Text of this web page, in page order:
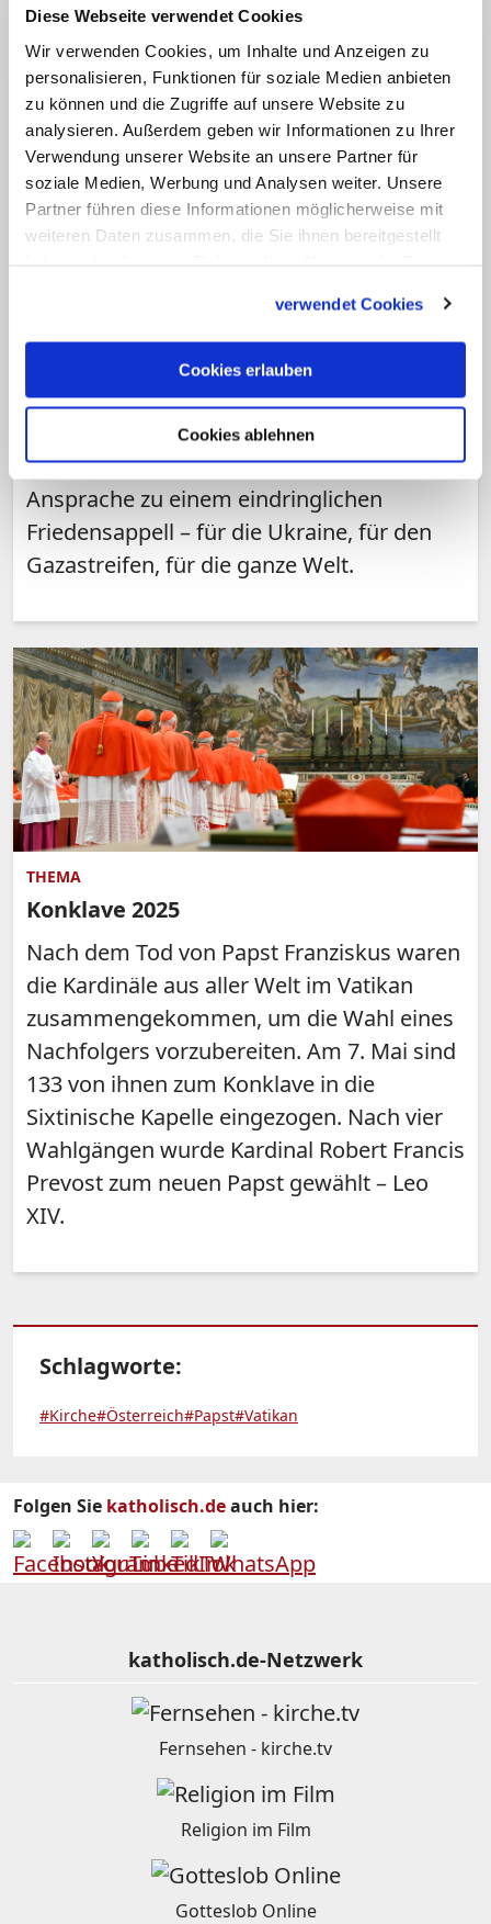
Diese Webseite verwendet Cookies
Wir verwenden Cookies, um Inhalte und Anzeigen zu
personalisieren, Funktionen für soziale Medien anbieten
zu können und die Zugriffe auf unsere Website zu
analysieren. Außerdem geben wir Informationen zu Ihrer
Verwendung unserer Website an unsere Partner für
soziale Medien, Werbung und Analysen weiter. Unsere
Partner führen diese Informationen möglicherweise mit
weiteren Daten zusammen, die Sie ihnen bereitgestellt
verwendet Cookies
Cookies erlauben
Cookies ablehnen
Ansprache vor rund 100.000 Menschen
Nie wieder Krieg!
Mit Spannung wurde das erste
Mittagsgebet von Papst Leo XIV. erwartet.
Das Kirchenoberhaupt nutzte seine
Ansprache zu einem eindringlichen
Friedensappell – für die Ukraine, für den
Gazastreifen, für die ganze Welt.
THEMA
Konklave 2025
Nach dem Tod von Papst Franziskus waren
die Kardinäle aus aller Welt im Vatikan
zusammengekommen, um die Wahl eines
Nachfolgers vorzubereiten. Am 7. Mai sind
133 von ihnen zum Konklave in die
Sixtinische Kapelle eingezogen. Nach vier
Wahlgängen wurde Kardinal Robert Francis
Prevost zum neuen Papst gewählt – Leo
XIV.
Schlagworte:
#Kirche#Österreich#Papst#Vatikan
Folgen Sie katholisch.deauch hier:
katholisch.de-Netzwerk
Fernsehen - kirche.tv
Religion im Film
Gotteslob Online